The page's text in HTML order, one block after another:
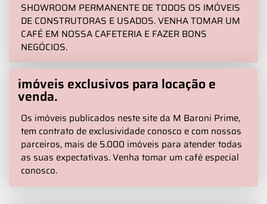
SHOWROOM PERMANENTE DE TODOS OS IMÓVEIS
DE CONSTRUTORAS E USADOS. VENHA TOMAR UM
CAFÉ EM NOSSA CAFETERIA E FAZER BONS
NEGÓCIOS.
imóveis exclusivos para locação e
venda.
Os imóveis publicados neste site da M Baroni Prime,
tem contrato de exclusividade conosco e com nossos
parceiros, mais de 5.000 imóveis para atender todas
as suas expectativas. Venha tomar um café especial
conosco.